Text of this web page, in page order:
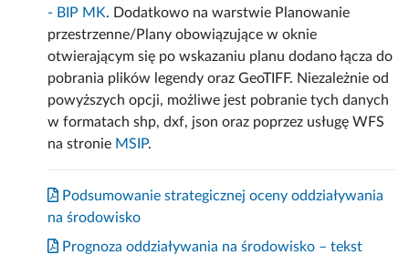
- BIP MK. Dodatkowo na warstwie Planowanie
przestrzenne/Plany obowiązujące w oknie
otwierającym się po wskazaniu planu dodano łącza do
pobrania plików legendy oraz GeoTIFF. Niezależnie od
powyższych opcji, możliwe jest pobranie tych danych
w formatach shp, dxf, json oraz poprzez usługę WFS
na stronie MSIP.
Podsumowanie strategicznej oceny oddziaływania
na środowisko
Prognoza oddziaływania na środowisko – tekst